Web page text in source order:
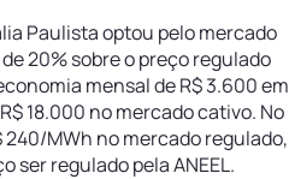
Paulista optou pelo mercado
20% sobre o preço regulado
mensal de R$ 3.600 em
18.000 no mercado cativo. No
MWh no mercado regulado,
ser regulado pela ANEEL.